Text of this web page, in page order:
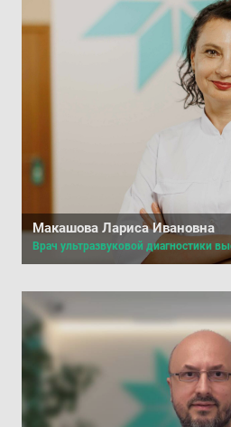
Макашова Лариса Ивановна